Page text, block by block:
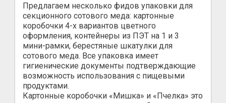
Предлагаем несколько фидов упаковки для
секционного сотового меда: картонные
коробочки 4-х вариантов цветного
оформления, контейнеры из ПЭТ на 1 и 3
мини-рамки, берестяные шкатулки для
сотового меда. Все упаковка имеет
гигиенические документы подтверждающие
возможность использования с пищевыми
продуктами.
Картонные коробочки «Мишка» и «Пчелка» это